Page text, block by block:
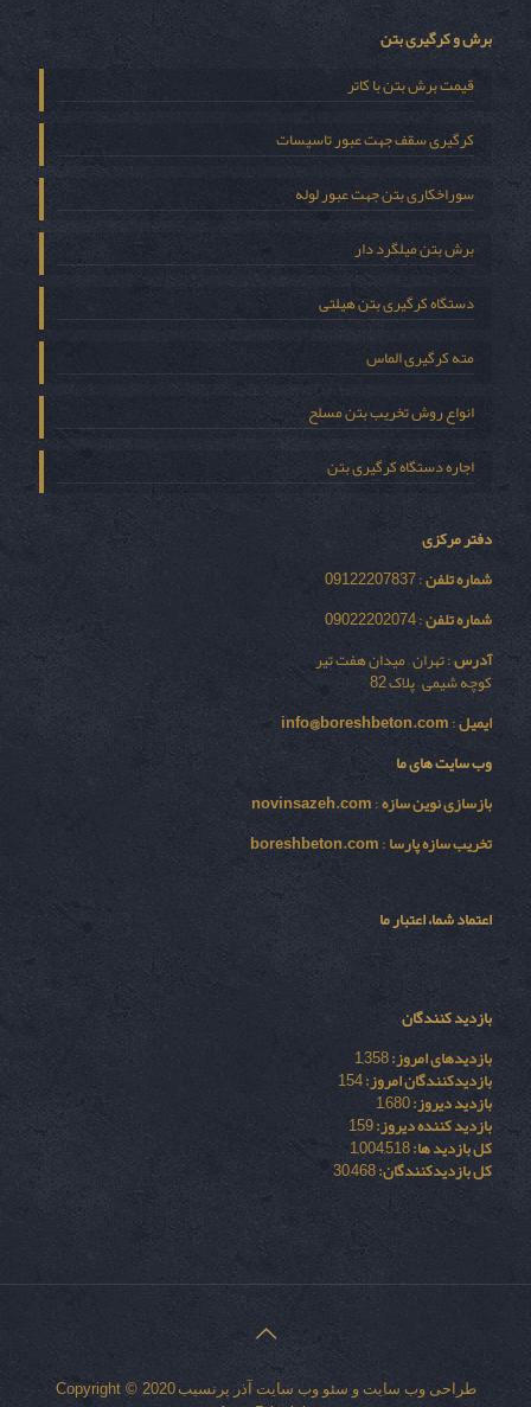
برش و کرگیری بتن
قیمت برش بتن با کاتر
کرگیری سقف جهت عبور تاسیسات
سوراخکاری بتن جهت عبور لوله
برش بتن میلگرد دار
دستگاه کرگیری بتن هیلتی
مته کرگیری الماس
انواع روش تخریب بتن مسلح
اجاره دستگاه کرگیری بتن
دفتر مرکزی
شماره تلفن: 09122207837
شماره تلفن: 09022202074
آدرس: تهران – میدان هفت تیر
کوچه شیمی – پلاک 82
ایمیل:
info@boreshbeton.com
وب سایت های ما
بازسازی نوين سازه:
novinsazeh.com
تخریب سازه پارسا:
boreshbeton.com
اعتماد شما، اعتبار ما
بازدید کنندگان
بازدیدهای امروز:1,358
بازدیدکنندگان امروز:154
بازدید دیروز:1,680
بازدید کننده دیروز:159
کل بازدید ها:1,004,518
کل بازدیدکنند‌گان:30,468
طراحی وب سایت و سئو وب سایت آذر پرنسیب Copyright © 2020